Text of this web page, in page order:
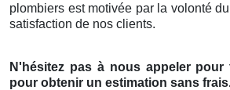
plombiers est motivée par la volonté
satisfaction de nos clients.
N'hésitez pas à nous appeler pour
pour obtenir un estimation sans